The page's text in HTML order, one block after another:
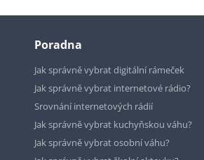
Poradna
Jak správně vybrat digitální rámeček
Jak správně vybrat internetové rádio?
Srovnání internetových rádií
Jak správně vybrat kuchyňskou váhu?
Jak správně vybrat osobní váhu?